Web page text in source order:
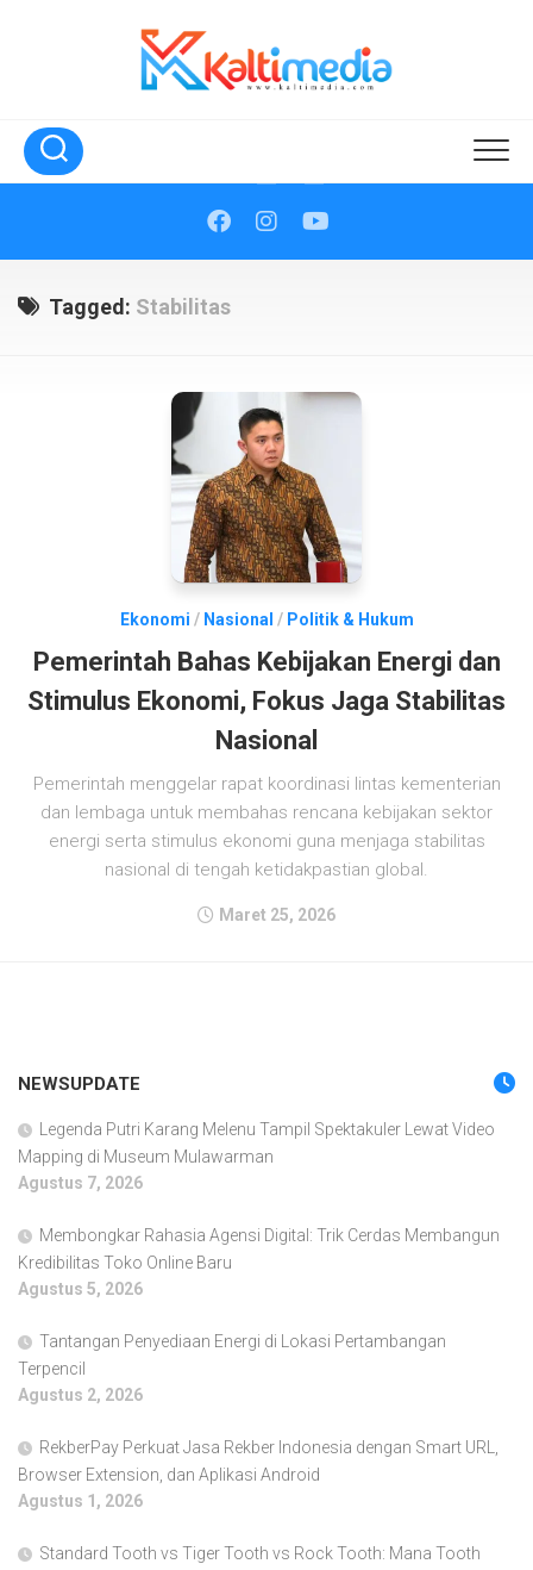
Tagged: Stabilitas
Ekonomi / Nasional / Politik & Hukum
Pemerintah Bahas Kebijakan Energi dan
Stimulus Ekonomi, Fokus Jaga Stabilitas
Nasional
Pemerintah menggelar rapat koordinasi lintas kementerian
dan lembaga untuk membahas rencana kebijakan sektor
energi serta stimulus ekonomi guna menjaga stabilitas
nasional di tengah ketidakpastian global.
Maret 25, 2026
NEWSUPDATE
Legenda Putri Karang Melenu Tampil Spektakuler Lewat Video
Mapping di Museum Mulawarman
Agustus 7, 2026
Membongkar Rahasia Agensi Digital: Trik Cerdas Membangun
Kredibilitas Toko Online Baru
Agustus 5, 2026
Tantangan Penyediaan Energi di Lokasi Pertambangan
Terpencil
Agustus 2, 2026
RekberPay Perkuat Jasa Rekber Indonesia dengan Smart URL,
Browser Extension, dan Aplikasi Android
Agustus 1, 2026
Standard Tooth vs Tiger Tooth vs Rock Tooth: Mana Tooth